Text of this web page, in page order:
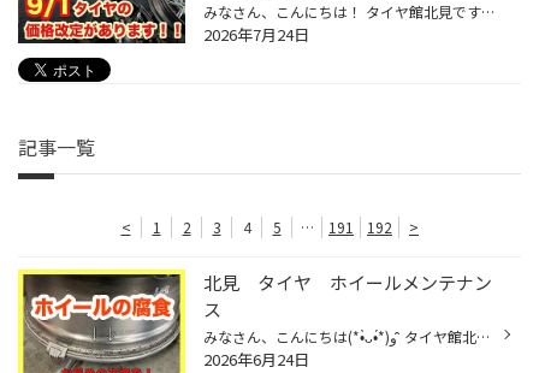
みなさん、こんにちは！ タイヤ館北見です(*'ω'*) 2026年9月1日よりブリヂストンタイヤの価格改定がございます。 なので夏冬用タイヤ共に、商品の欠品及び納期の遅延も予測されます! タイヤ交換検討中のお客様は、お早めのご購入がオススメです( ;∀;) ただいまスーパータイヤセールも開催中ですので...
2026年7月24日
記事一覧
< 1 2 3 4 5 … 191 192 >
北見 タイヤ ホイールメンテナン
ス
みなさん、こんにちは(*•̀ᴗ•́*)و ̑̑ タイヤ館北見でございます(*•̀ᴗ•́*)و ̑̑ 今お使いのホイール、どのくらい使用されてますか？ 一般的にホイールの寿命は10～20年程度といわれています！ ですが、明確な耐用年数は設けられていないため ホイールの劣化にあわせて交換することになります。 腐食し...
2026年6月24日